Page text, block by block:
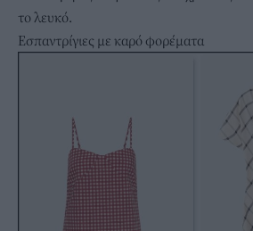
το λευκό.
Εσπαντρίγιες με καρό φορέματα